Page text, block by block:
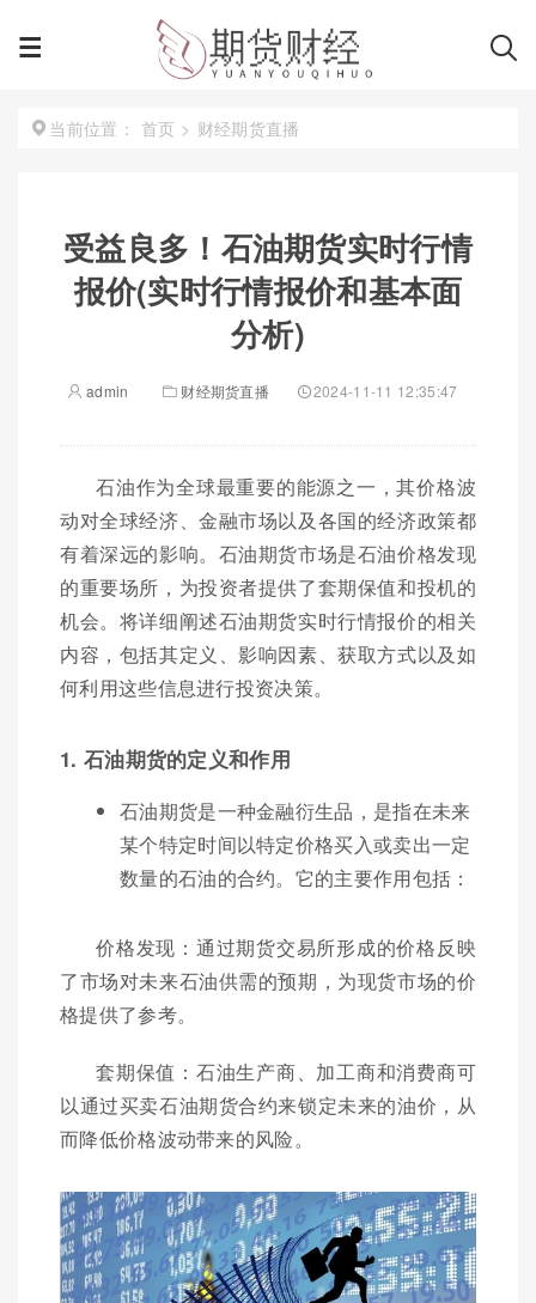
当前位置： 首页 > 财经期货直播
受益良多！石油期货实时行情
报价(实时行情报价和基本面
分析)
admin 财经期货直播 2024-11-11 12:35:47
石油作为全球最重要的能源之一，其价格波
动对全球经济、金融市场以及各国的经济政策都
有着深远的影响。石油期货市场是石油价格发现
的重要场所，为投资者提供了套期保值和投机的
机会。将详细阐述石油期货实时行情报价的相关
内容，包括其定义、影响因素、获取方式以及如
何利用这些信息进行投资决策。
1. 石油期货的定义和作用
石油期货是一种金融衍生品，是指在未来
某个特定时间以特定价格买入或卖出一定
数量的石油的合约。它的主要作用包括：
价格发现：通过期货交易所形成的价格反映
了市场对未来石油供需的预期，为现货市场的价
格提供了参考。
套期保值：石油生产商、加工商和消费商可
以通过买卖石油期货合约来锁定未来的油价，从
而降低价格波动带来的风险。